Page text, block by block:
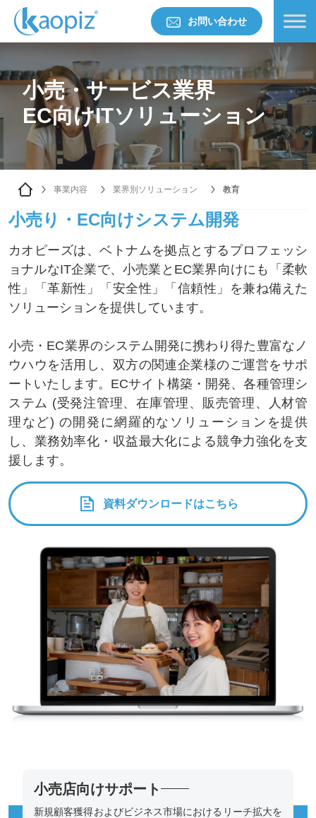
お問い合わせ
小売・サービス業界
EC向けITソリューション
事業内容 業界別ソリューション 教育
小売り・EC向けシステム開発
カオピーズは、ベトナムを拠点とするプロフェッシ
ョナルなIT企業で、小売業とEC業界向けにも「柔軟
性」「革新性」「安全性」「信頼性」を兼ね備えた
ソリューションを提供しています。
小売・EC業界のシステム開発に携わり得た豊富なノ
ウハウを活用し、双方の関連企業様のご運営をサポ
ートいたします。ECサイト構築・開発、各種管理シ
ステム (受発注管理、在庫管理、販売管理、人材管
理など) の開発に網羅的なソリューションを提供
し、業務効率化・収益最大化による競争力強化を支
援します。
資料ダウンロードはこちら
小売店向けサポート
新規顧客獲得およびビジネス市場におけるリーチ拡大を